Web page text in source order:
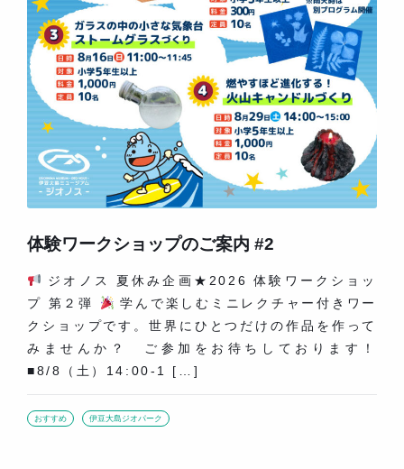
体験ワークショップのご案内 #2
ジオノス 夏休み企画★2026 体験ワークショッ
プ 第２弾
学んで楽しむミニレクチャー付きワー
クショップです。世界にひとつだけの作品を作って
みませんか？ ご参加をお待ちしております！
■8/8（土）14:00-1 […]
おすすめ 伊豆大島ジオパーク